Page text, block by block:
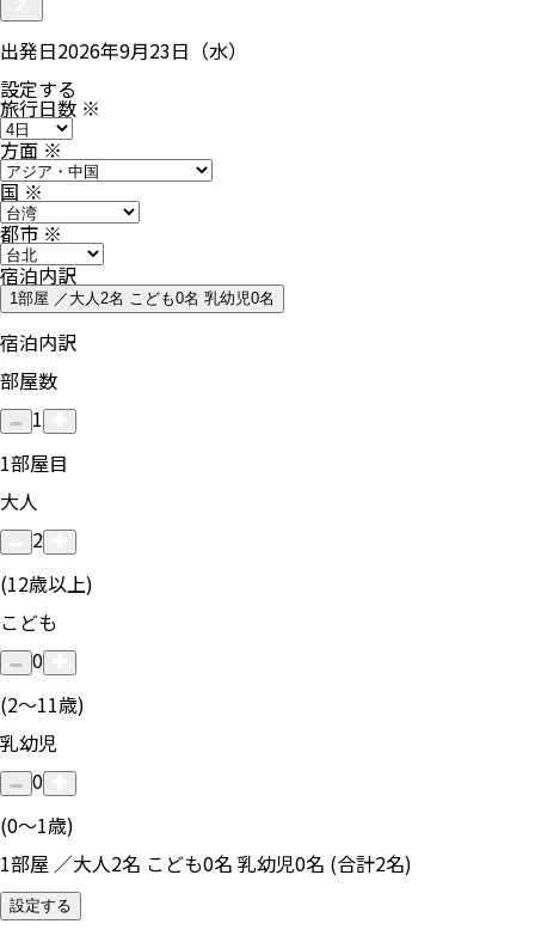
出発日2026年9月23日（水）
設定する
旅行日数 ※
方面※
国※
都市※
宿泊内訳
1部屋 ／大人2名 こども0名 乳幼児0名
宿泊内訳
部屋数
1
1部屋目
大人
2
(12歳以上)
こども
0
(2〜11歳)
乳幼児
0
(0〜1歳)
1部屋 ／大人2名 こども0名 乳幼児0名 (合計2名)
設定する